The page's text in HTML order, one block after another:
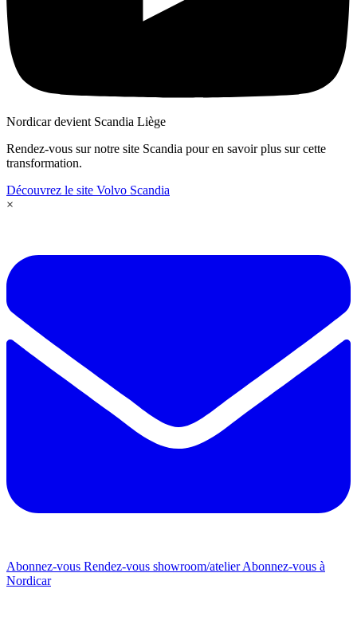
Nordicar devient Scandia Liège
Rendez-vous sur notre site Scandia pour en savoir plus sur cette
transformation.
Découvrez le site Volvo Scandia
×
Abonnez-vous Rendez-vous showroom/atelier Abonnez-vous à
Nordicar